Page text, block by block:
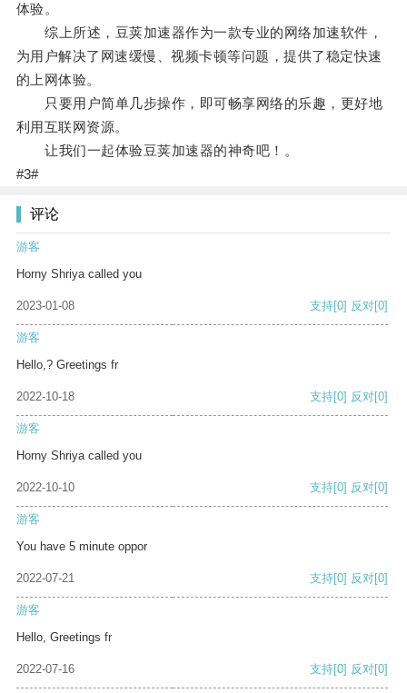
体验。
综上所述，豆荚加速器作为一款专业的网络加速软件，
为用户解决了网速缓慢、视频卡顿等问题，提供了稳定快速
的上网体验。
只要用户简单几步操作，即可畅享网络的乐趣，更好地
利用互联网资源。
让我们一起体验豆荚加速器的神奇吧！。
#3#
评论
游客
Horny Shriya called you
2023-01-08 支持[0] 反对[0]
游客
Hello,? Greetings fr
2022-10-18 支持[0] 反对[0]
游客
Horny Shriya called you
2022-10-10 支持[0] 反对[0]
游客
You have 5 minute oppor
2022-07-21 支持[0] 反对[0]
游客
Hello, Greetings fr
2022-07-16 支持[0] 反对[0]